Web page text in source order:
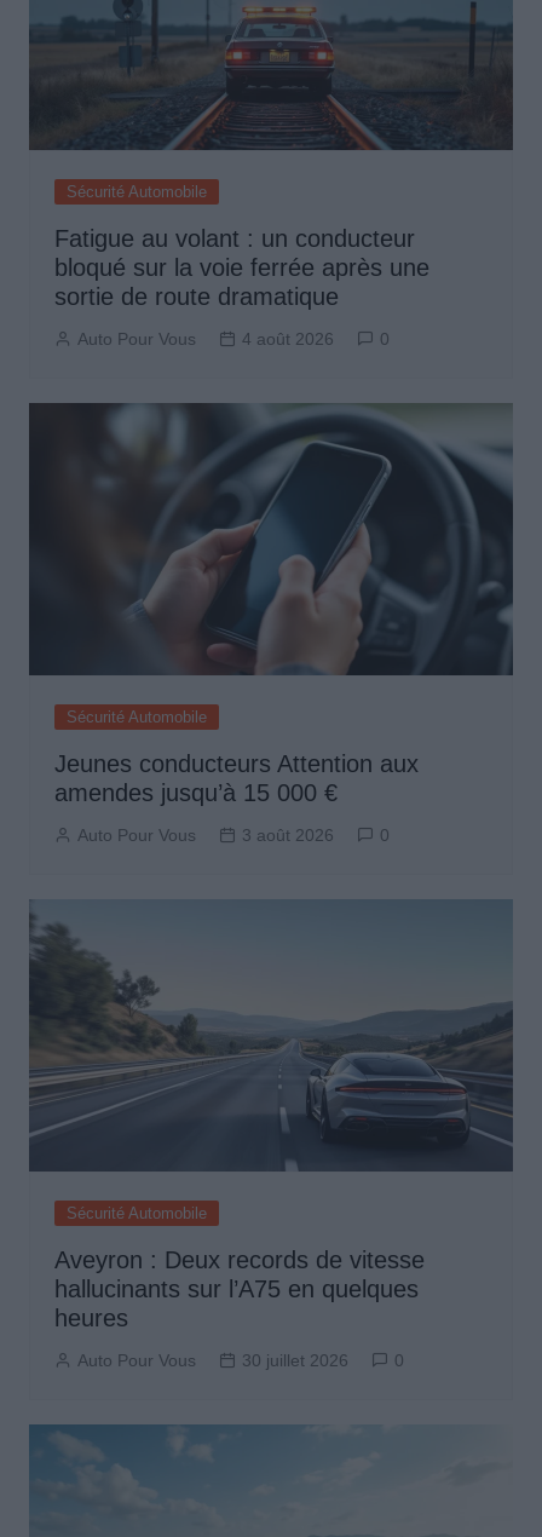
Sécurité Automobile
Fatigue au volant : un conducteur
bloqué sur la voie ferrée après une
sortie de route dramatique
Auto Pour Vous 4 août 2026 0
Sécurité Automobile
Jeunes conducteurs Attention aux
amendes jusqu’à 15 000 €
Auto Pour Vous 3 août 2026 0
Sécurité Automobile
Aveyron : Deux records de vitesse
hallucinants sur l’A75 en quelques
heures
Auto Pour Vous 30 juillet 2026 0